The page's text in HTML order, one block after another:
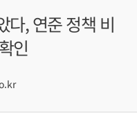
다, 연준 정책 비
인